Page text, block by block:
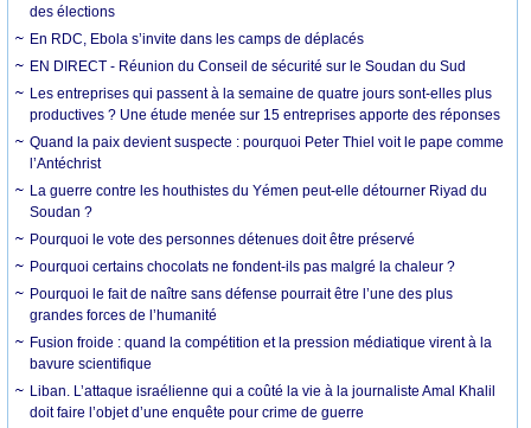
des élections
En RDC, Ebola s’invite dans les camps de déplacés
EN DIRECT - Réunion du Conseil de sécurité sur le Soudan du Sud
Les entreprises qui passent à la semaine de quatre jours sont-elles plus
productives ? Une étude menée sur 15 entreprises apporte des réponses
Quand la paix devient suspecte : pourquoi Peter Thiel voit le pape comme
l’Antéchrist
La guerre contre les houthistes du Yémen peut-elle détourner Riyad du
Soudan ?
Pourquoi le vote des personnes détenues doit être préservé
Pourquoi certains chocolats ne fondent-ils pas malgré la chaleur ?
Pourquoi le fait de naître sans défense pourrait être l’une des plus
grandes forces de l’humanité
Fusion froide : quand la compétition et la pression médiatique virent à la
bavure scientifique
Liban. L’attaque israélienne qui a coûté la vie à la journaliste Amal Khalil
doit faire l’objet d’une enquête pour crime de guerre